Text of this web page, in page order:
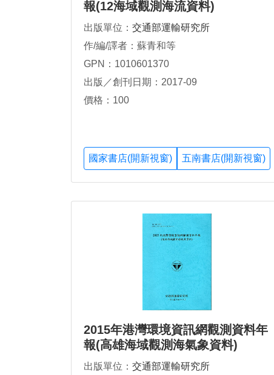
報(12海域觀測海流資料)
出版單位： 交通部運輸研究所
作/編/譯者：蘇青和等
GPN：1010601370
出版／創刊日期：2017-09
價格：100
國家書店(開新視窗) 五南書店(開新視窗)
2015年港灣環境資訊網觀測資料年
報(高雄海域觀測海氣象資料)
出版單位： 交通部運輸研究所